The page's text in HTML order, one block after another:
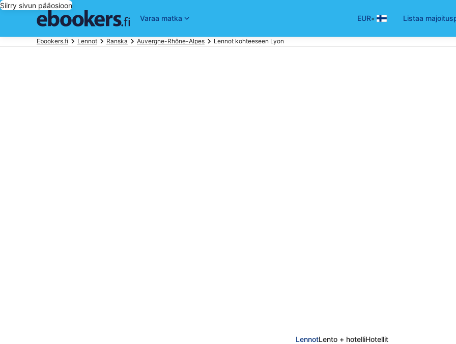
Siirry sivun pääosioon
Varaa matka
EUR• Listaa
Ebookers.fi Lennot Ranska Auvergne-Rhône-Alpes Lennot kohteeseen Lyon
LennotLento + hotelliHotellit